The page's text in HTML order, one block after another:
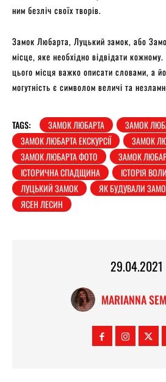
ним безліч своїх творів.
Замок Любарта, Луцький замок, або
місце, яке необхідно відвідати
цього місця важко описати словами, а
могутність є символом величі та
TAGS: ЗАМОК ЛЮБАРТА
ЗАМОК
ЗАМОК ЛЮБАРТА ЕКСКУРСІЇ
ЗАМОК
ЗАМОК ЛЮБАРТА ФОТО
ЗАМОК
ІСТОРИЧНА СПАДЩИНА
ІСТОРІЯ
ЛУЦЬКИЙ ЗАМОК
ЯК БУДУВАЛИ
ЯСЕН ЛЕСИН
29.04.2021
MARIANNA